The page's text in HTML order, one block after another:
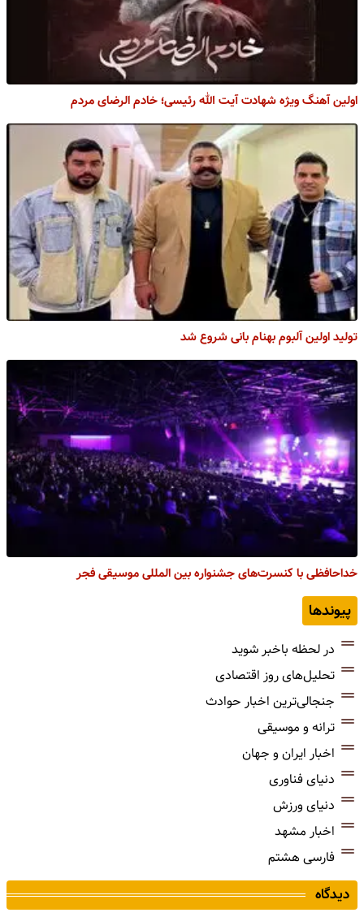
اولین آهنگ ویژه شهادت آیت الله رئیسی؛ خادم الرضای مردم
تولید اولین آلبوم بهنام بانی شروع شد
خداحافظی با کنسرت‌های جشنواره بین المللی موسیقی فجر
پیوندها
در لحظه باخبر شوید
تحلیل‌های روز اقتصادی
جنجالی‌ترین اخبار حوادث
ترانه و موسیقی
اخبار ایران و جهان
دنیای فناوری
دنیای ورزش
اخبار مشهد
فارسی هشتم
دیدگاه